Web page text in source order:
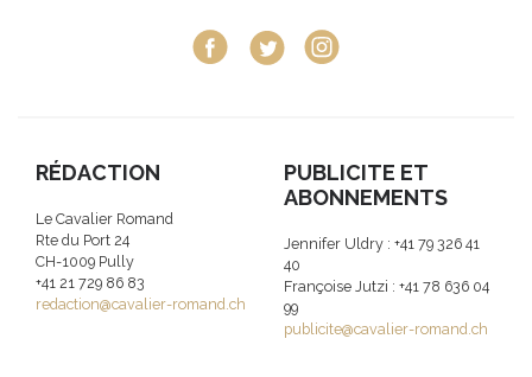
RÉDACTION
Le Cavalier Romand
Rte du Port 24
CH-1009 Pully
+41 21 729 86 83
redaction@cavalier-romand.ch
PUBLICITE ET
ABONNEMENTS
Jennifer Uldry : +41 79 326 41
40
Françoise Jutzi : +41 78 636 04
99
publicite@cavalier-romand.ch